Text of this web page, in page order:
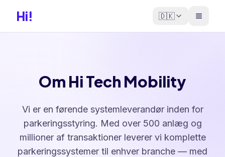
Hi! 🇩🇰
Om Hi Tech Mobility
Vi er en førende systemleverandør inden for
parkeringsstyring. Med over 500 anlæg og
millioner af transaktioner leverer vi komplette
parkeringssystemer til enhver branche — med